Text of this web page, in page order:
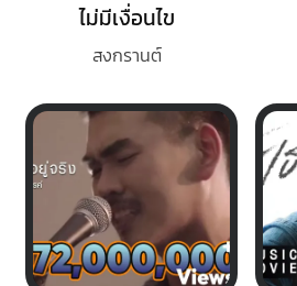
ไม่มีเงื่อนไข
สงกรานต์